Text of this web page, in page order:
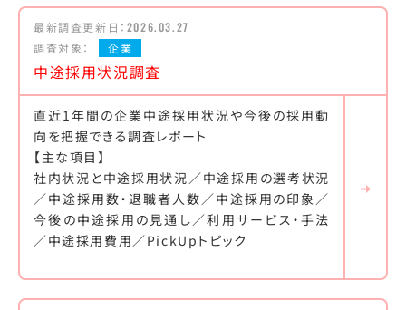
最新調査更新日： 2026.03.27
調査対象：
企業
中途採用状況調査
直近1年間の企業中途採用状況や今後の採用動
向を把握できる調査レポート
【主な項目】
社内状況と中途採用状況／中途採用の選考状況
／中途採用数・退職者人数／中途採用の印象／
今後の中途採用の見通し／利用サービス・手法
／中途採用費用／PickUpトピック